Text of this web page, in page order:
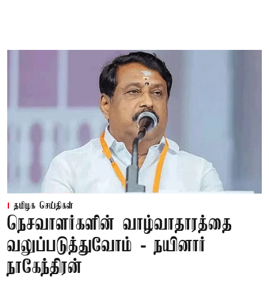
தமிழக செய்திகள்
நெசவாளர்களின் வாழ்வாதாரத்தை
வலுப்படுத்துவோம் - நயினார்
நாகேந்திரன்